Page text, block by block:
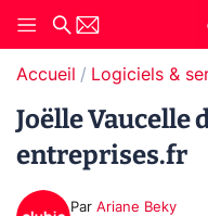
Accueil Logiciels &
Joëlle Vaucelle
entreprises.fr
Par Ariane Beky